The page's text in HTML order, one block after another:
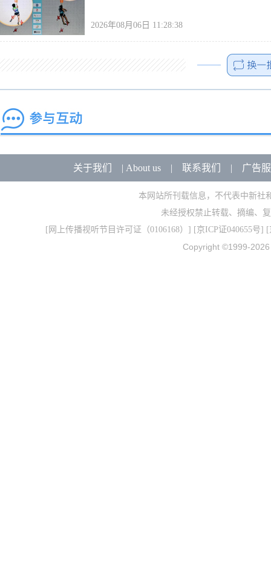
2026年08月06日 11:28:38
关于我们 | About us| 联系我们 | 广告
本网站所刊载信息，不代表中新社
未经授权禁止转载、摘编、
[ 网上传播视听节目许可证（0106168） ] [京ICP证040655号] [
Copyright ©1999-